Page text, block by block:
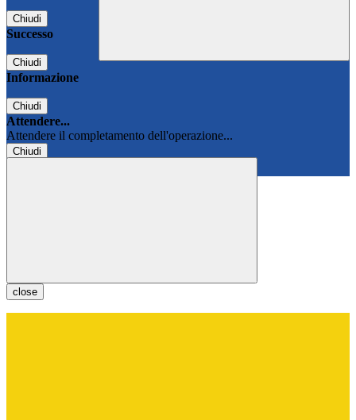
Chiudi
Successo
Chiudi
Informazione
Chiudi
Attendere...
Attendere il completamento dell'operazione...
Chiudi
close